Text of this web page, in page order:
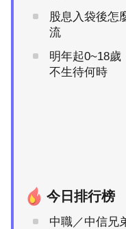
股息入袋後怎
流
明年起0~18歲
不生待何時
今日排行榜
中職／中信兄